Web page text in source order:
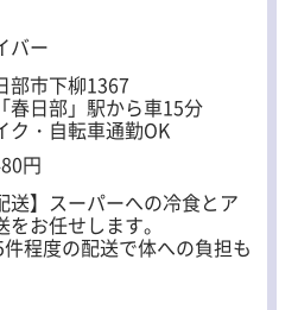
8：00スタートまで複数パ
送り迎えに合わせたい」
い」など、ライフスタイル
可能です。 実際に育児と両
数在籍しています。 ■生
の応募も安心の家具付き単
社祝い金15万円の支給もあ
りサポートします。 「経
バー
部市下柳1367
春日部」駅から車15分
・自転車通勤OK
円
送】スーパーへの冷食とア
をお任せします。
件程度の配送で体への負担も